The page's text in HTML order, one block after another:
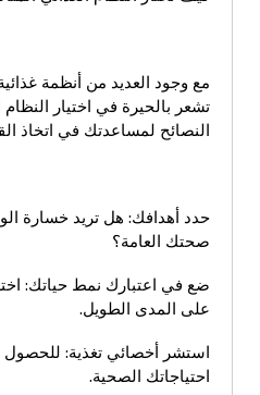
مع وجود العديد من أنظمة
تشعر بالحيرة في اختيار
النصائح لمساعدتك في اتخاذ
حدد أهدافك: هل تريد خسارة
صحتك العامة؟
ضع في اعتبارك نمط حياتك:
على المدى الطويل.
استشر أخصائي تغذية:
احتياجاتك الصحية.